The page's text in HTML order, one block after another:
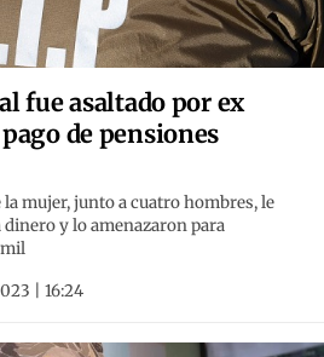
fue asaltado por ex
de pensiones
mujer, junto a cuatro hombres, le
dinero y lo amenazaron para
| 16:24